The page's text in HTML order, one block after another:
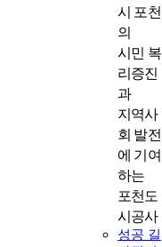
시 포천
의
시민 복
리증진
과
지역사
회 발전
에 기여
하는
포천도
시공사
성공 길